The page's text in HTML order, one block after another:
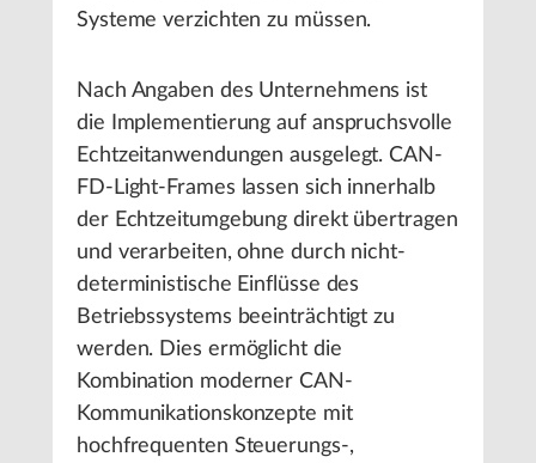
Systeme verzichten zu müssen.
Nach Angaben des Unternehmens ist
die Implementierung auf anspruchsvolle
Echtzeitanwendungen ausgelegt. CAN-
FD-Light-Frames lassen sich innerhalb
der Echtzeitumgebung direkt übertragen
und verarbeiten, ohne durch nicht-
deterministische Einflüsse des
Betriebssystems beeinträchtigt zu
werden. Dies ermöglicht die
Kombination moderner CAN-
Kommunikationskonzepte mit
hochfrequenten Steuerungs-,